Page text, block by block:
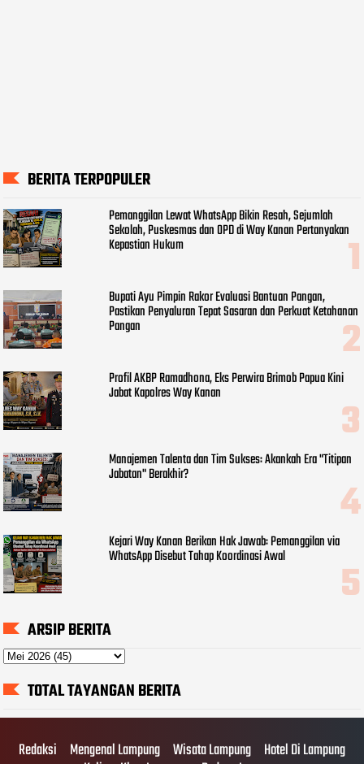
BERITA TERPOPULER
Pemanggilan Lewat WhatsApp Bikin Resah, Sejumlah
Sekolah, Puskesmas dan OPD di Way Kanan Pertanyakan
Kepastian Hukum
Bupati Ayu Pimpin Rakor Evaluasi Bantuan Pangan,
Pastikan Penyaluran Tepat Sasaran dan Perkuat Ketahanan
Pangan
Profil AKBP Ramadhona, Eks Perwira Brimob Papua Kini
Jabat Kapolres Way Kanan
Manajemen Talenta dan Tim Sukses: Akankah Era "Titipan
Jabatan" Berakhir?
Kejari Way Kanan Berikan Hak Jawab: Pemanggilan via
WhatsApp Disebut Tahap Koordinasi Awal
ARSIP BERITA
TOTAL TAYANGAN BERITA
Redaksi Mengenal Lampung Wisata Lampung Hotel Di Lampung